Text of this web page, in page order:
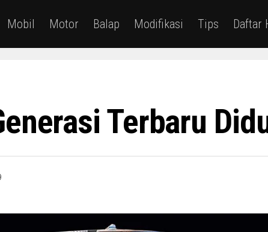
Mobil Motor Balap Modifikasi Tips Daftar
Terbaru